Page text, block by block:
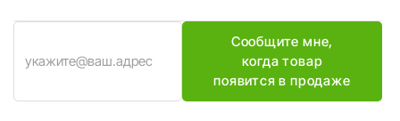
Сообщите мне,
когда товар
появится в продаже